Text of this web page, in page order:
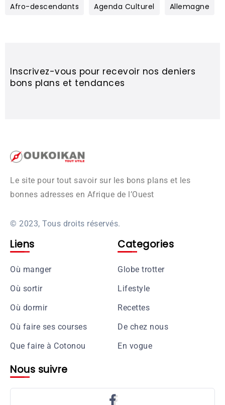
Afro-descendants
Agenda Culturel Allemagne
Inscrivez-vous pour recevoir nos deniers
bons plans et tendances
Le site pour tout savoir sur les bons plans et les
bonnes adresses en Afrique de l’Ouest
© 2023, Tous droits réservés.
Liens
Où manger
Où sortir
Où dormir
Où faire ses courses
Que faire à Cotonou
Categories
Globe trotter
Lifestyle
Recettes
De chez nous
En vogue
Nous suivre